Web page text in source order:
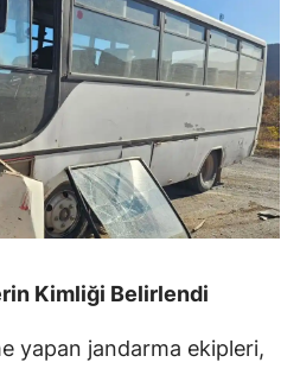
Kimliği Belirlendi
yapan jandarma ekipleri,